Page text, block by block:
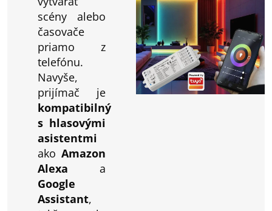
scény alebo
časovače
priamo z
telefónu.
Navyše,
prijímač je
kompatibilný
s hlasovými
asistentmi
ako Amazon
Alexa a
Google
Assistant,